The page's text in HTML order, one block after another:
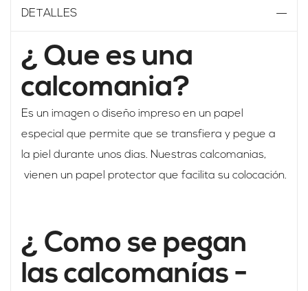
DETALLES
¿ Que es una
calcomania?
Es un imagen o diseño impreso en un papel
especial que permite que se transfiera y pegue a
la piel durante unos dias. Nuestras calcomanias,
vienen un papel protector que facilita su colocación.
¿ Como se pegan
las calcomanías -